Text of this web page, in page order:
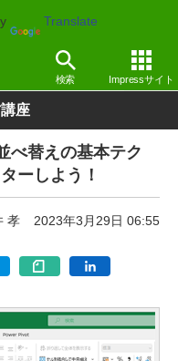
Translate
検索 Impressサイト
Windows
座
べ替えの基本テク
ーしよう！
孝 2023年3月29日 06:55